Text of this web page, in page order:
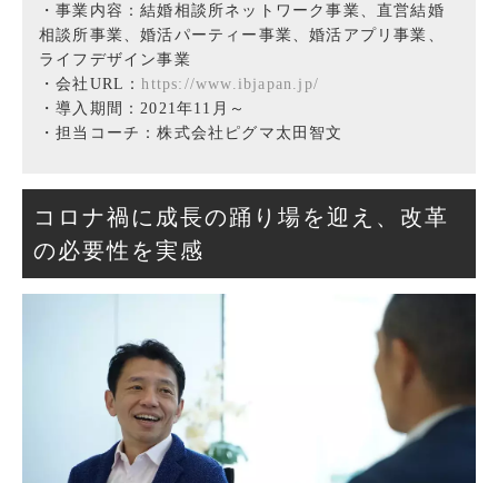
・事業内容：結婚相談所ネットワーク事業、直営結婚
相談所事業、婚活パーティー事業、婚活アプリ事業、
ライフデザイン事業
・会社URL：https://www.ibjapan.jp/
・導入期間：2021年11月～
・担当コーチ：株式会社ピグマ太田智文
コロナ禍に成長の踊り場を迎え、改革
の必要性を実感